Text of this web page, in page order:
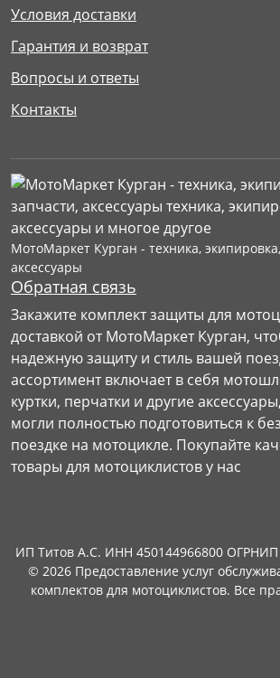
Условия доставки
Гарантия и возврат
Вопросы и ответы
Контакты
МотоМаркет Курган - техника,
аксессуары
Обратная связь
Закажите комплект защиты для
доставкой от МотоМаркет Курган,
надежную защиту и стиль вашей
ассортимент включает в себя
куртки, перчатки и другие
могли полностью подготовиться к
поездке на мотоцикле. Покупайте
товары для мотоциклистов у нас
ИП Титов А.С. ИНН 450144966800 ОГРНИП
© 2026 Предоставление услуг
комплектов для мотоциклистов. Все